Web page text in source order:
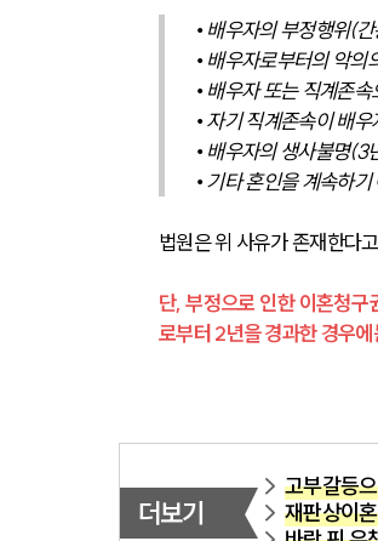
• 배우자의 부정행위(
• 배우자로부터의 악의
• 배우자 또는 직계존
• 자기 직계존속이 배
• 배우자의 생사불명(3
• 기타 혼인을 계속하
법원은 위 사유가 존재한다
단, 부정으로 인한 이혼청
로부터 2년을 경과한 경우
더보기
고부갈등
재판상이